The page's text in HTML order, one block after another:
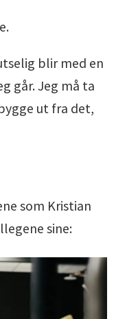
blir med en
går. Jeg må ta
ut fra det,
som Kristian
sine: